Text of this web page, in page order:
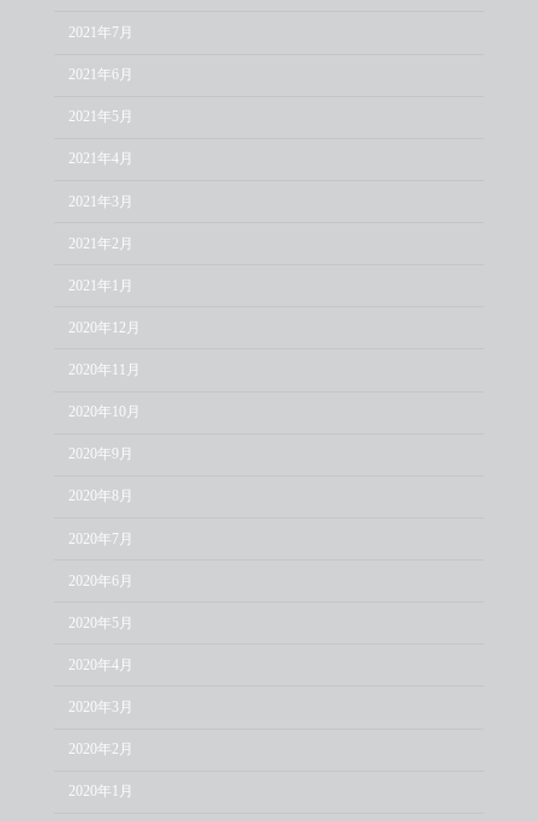
2021年7月
2021年6月
2021年5月
2021年4月
2021年3月
2021年2月
2021年1月
2020年12月
2020年11月
2020年10月
2020年9月
2020年8月
2020年7月
2020年6月
2020年5月
2020年4月
2020年3月
2020年2月
2020年1月